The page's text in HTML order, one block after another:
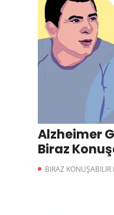
Alzheimer
Biraz
BIRAZ KONUŞABILIR